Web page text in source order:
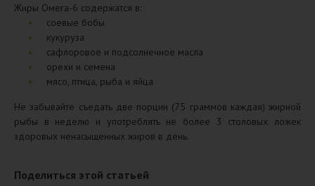
Жиры Омега-6 содержатся в:
соевые бобы
кукуруза
сафлоровое и подсолнечное масла
орехи и семена
мясо, птица, рыба и яйца
Не забывайте съедать две порции (75 граммов каждая) жирной
рыбы в неделю и употреблять не более 3 столовых ложек
здоровых ненасыщенных жиров в день.
Поделиться этой статьей